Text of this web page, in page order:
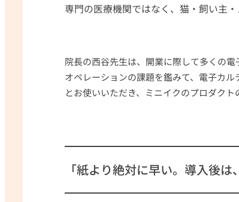
専門の医療機関ではなく、猫・飼い主
院長の西谷先生は、開業に際して多くの
オペレーションの課題を鑑みて、電子カ
とお使いいただき、ミニイクのプロダクト
「紙より絶対に早い。導入後